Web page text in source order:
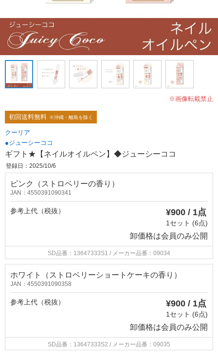
※画像転載禁止
初回送料無料 ※沖縄・離島を除く
クーリア
●ジューシーココ
ギフト★【ネイルオイルペン】◆ジューシーココ
登録日：2025/10/6
ピンク（ストロベリーの香り）
JAN：4550391090341
参考上代（税抜） ¥900 / 1点
1セット (6点)
卸価格は会員のみ公開
SD品番：13647333S1 / メーカー品番：09034
ホワイト（ストロベリーショートケーキの香り）
JAN：4550391090358
参考上代（税抜） ¥900 / 1点
1セット (6点)
卸価格は会員のみ公開
SD品番：13647333S2 / メーカー品番：09035